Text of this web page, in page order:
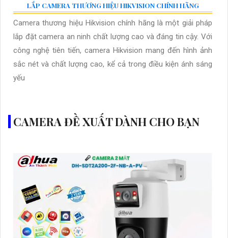
LẮP CAMERA THƯƠNG HIỆU HIKVISION CHÍNH HÃNG
Camera thương hiệu Hikvision chính hãng là một giải pháp
lắp đặt camera an ninh chất lượng cao và đáng tin cậy. Với
công nghệ tiên tiến, camera Hikvision mang đến hình ảnh
sắc nét và chất lượng cao, kể cả trong điều kiện ánh sáng
yếu
CAMERA ĐỀ XUẤT DÀNH CHO BẠN